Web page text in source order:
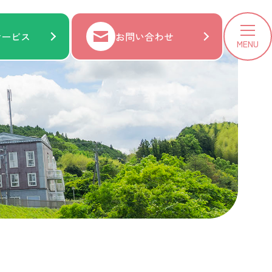
ビス お問い合わせ